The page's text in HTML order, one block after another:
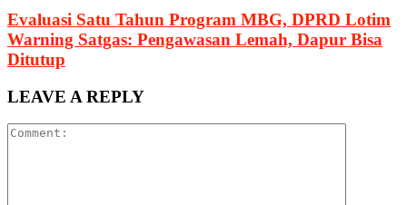
Evaluasi Satu Tahun Program MBG, DPRD Lotim
Warning Satgas: Pengawasan Lemah, Dapur Bisa
Ditutup
LEAVE A REPLY